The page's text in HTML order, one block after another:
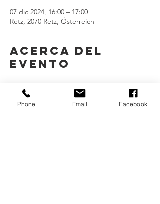
07 dic 2024, 16:00 – 17:00
Retz, 2070 Retz, Österreich
Acerca del
evento
Phone Email Facebook